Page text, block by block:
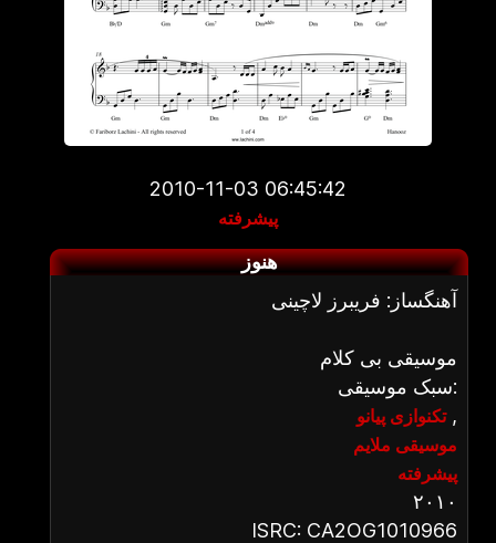
2010-11-03 06:45:42
پیشرفته
هنوز
آهنگساز: فریبرز لاچینی
موسیقی بی کلام
سبک موسیقی:
تکنوازی پیانو,
موسیقی ملایم
پیشرفته
۲۰۱۰
ISRC: CA2OG1010966